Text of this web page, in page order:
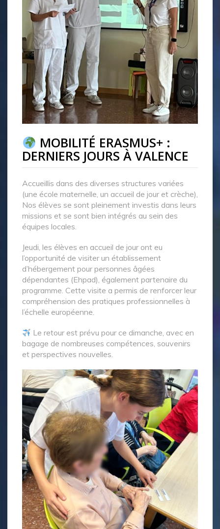
MOBILITÉ ERASMUS+ :
DERNIERS JOURS À VALENCE
Accueillis dans des diverses structures variées
(une école maternelle, un accueil de jour et crèche),
Nos élèves se sont pleinement investis dans leurs
missions et se sont bien intégrés au sein des
équipes locales.
Jeudi, les élèves en accueil de jour ont eu
l’opportunité de visiter un établissement
d’hébergement pour personnes âgées
dépendantes (Ehpad), également partenaire du
programme. Cette visite a permis de renforcer leur
compréhension des pratiques professionnelles à
l’échelle européenne.
Le retour est prévu pour ce dimanche, avec en
bagage de nombreuses compétences, souvenirs
et perspectives nouvelles.